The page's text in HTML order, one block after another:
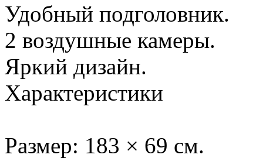
Удобный подголовник.
2 воздушные камеры.
Яркий дизайн.
Характеристики
Размер: 183 × 69 см.